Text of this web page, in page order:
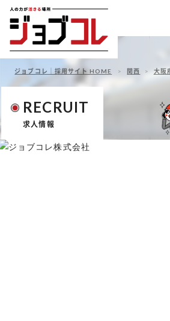
ジョブコレ｜採用サイト HOME 関西 大阪
RECRUIT
求人情報